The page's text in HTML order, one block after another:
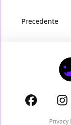
Precedente
Privacy